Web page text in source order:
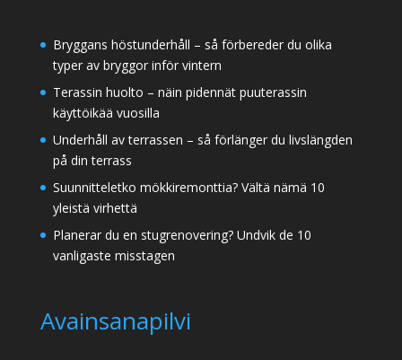
Bryggans höstunderhåll – så förbereder du olika
typer av bryggor inför vintern
Terassin huolto – näin pidennät puuterassin
käyttöikää vuosilla
Underhåll av terrassen – så förlänger du livslängden
på din terrass
Suunnitteletko mökkiremonttia? Vältä nämä 10
yleistä virhettä
Planerar du en stugrenovering? Undvik de 10
vanligaste misstagen
Avainsanapilvi